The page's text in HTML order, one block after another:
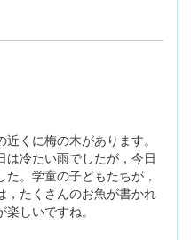
くに梅の木があります。
冷たい雨でしたが，今日
。学童の子どもたちが，
，たくさんのお魚が書かれ
しいですね。